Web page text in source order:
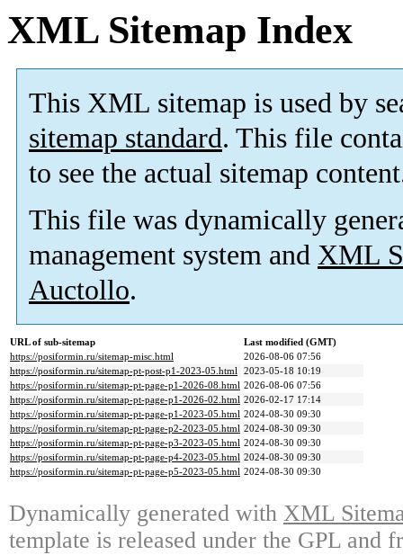
XML Sitemap Index
This XML sitemap is used by
sitemap standard. This file
to see the actual sitemap
This file was dynamically
management system and XML
Auctollo.
URL of sub-sitemap
Last modified (GMT)
https://posiformin.ru/sitemap-misc.html
2026-08-06 07:56
https://posiformin.ru/sitemap-pt-post-p1-2023-05.html 2023-05-18 10:19
https://posiformin.ru/sitemap-pt-page-p1-2026-08.html 2026-08-06 07:56
https://posiformin.ru/sitemap-pt-page-p1-2026-02.html 2026-02-17 17:14
https://posiformin.ru/sitemap-pt-page-p1-2023-05.html 2024-08-30 09:30
https://posiformin.ru/sitemap-pt-page-p2-2023-05.html 2024-08-30 09:30
https://posiformin.ru/sitemap-pt-page-p3-2023-05.html 2024-08-30 09:30
https://posiformin.ru/sitemap-pt-page-p4-2023-05.html 2024-08-30 09:30
https://posiformin.ru/sitemap-pt-page-p5-2023-05.html 2024-08-30 09:30
Dynamically generated with XML
template is released under the GPL and